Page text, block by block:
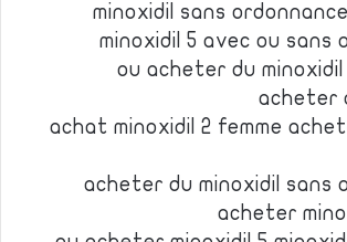
minoxidil sans
minoxidil 5 avec ou sans
ou acheter du minoxidil
acheter
achat minoxidil 2 femme
acheter du minoxidil sans
acheter